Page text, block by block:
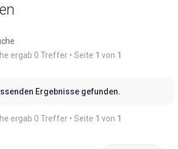
ergab 0 Treffer • Seite 1 von 1
Ergebnisse gefunden.
ergab 0 Treffer • Seite 1 von 1